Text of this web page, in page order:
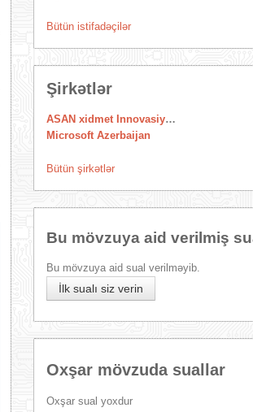
Bütün istifadəçilər
Şirkətlər
ASAN xidmet Innovasiya Mərkəzi
Microsoft Azerbaijan
Bütün şirkətlər
Bu mövzuya aid verilmiş
Bu mövzuya aid sual verilməyib.
İlk sualı siz verin
Oxşar mövzuda suallar
Oxşar sual yoxdur